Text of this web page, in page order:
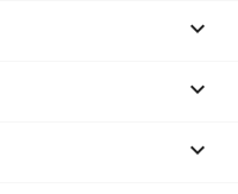


